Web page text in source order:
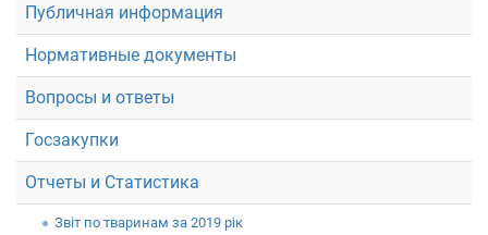
Публичная информация
Нормативные документы
Вопросы и ответы
Госзакупки
Отчеты и Статистика
Звiт по тваринам за 2019 рік